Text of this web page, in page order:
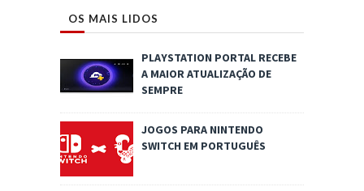
OS MAIS LIDOS
PLAYSTATION PORTAL RECEBE
A MAIOR ATUALIZAÇÃO DE
SEMPRE
JOGOS PARA NINTENDO
SWITCH EM PORTUGUÊS